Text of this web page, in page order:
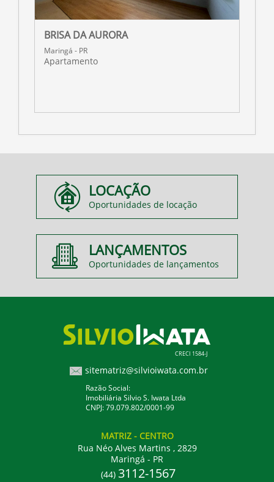
BRISA DA AURORA
Maringá - PR
Apartamento
LOCAÇÃO
Oportunidades de locação
LANÇAMENTOS
Oportunidades de lançamentos
CRECI 1584-J
sitematriz@silvioiwata.com.br
Razão Social:
Imobiliária Silvio S. Iwata Ltda
CNPJ: 79.079.802/0001-99
MATRIZ - CENTRO
Rua Néo Alves Martins , 2829
Maringá - PR
(44) 3112-1567